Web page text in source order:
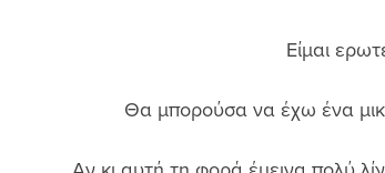
Είμαι
Θα μπορούσα να έχω ένα